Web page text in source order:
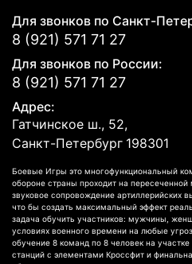
Для звонков по Санкт-
8 (921) 571 71 27
Для звонков по России:
8 (921) 571 71 27
Адрес:
Гатчинское ш., 52,
Санкт-Петербург 198301
Боевые Игры это многофункциональный
обороне страны проходит на пересеченной
звуковое сопровождение артиллерийских
что бы создать максимальный эффект
задача обучить участников: мужчины,
условиях военного времени на любые
обучение 8 команд по 8 человек на
станций с элементами Кроссфит и